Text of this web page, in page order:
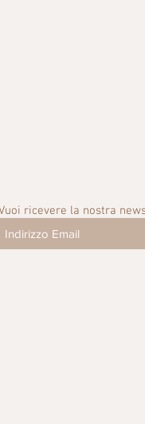
ricevere la nostra